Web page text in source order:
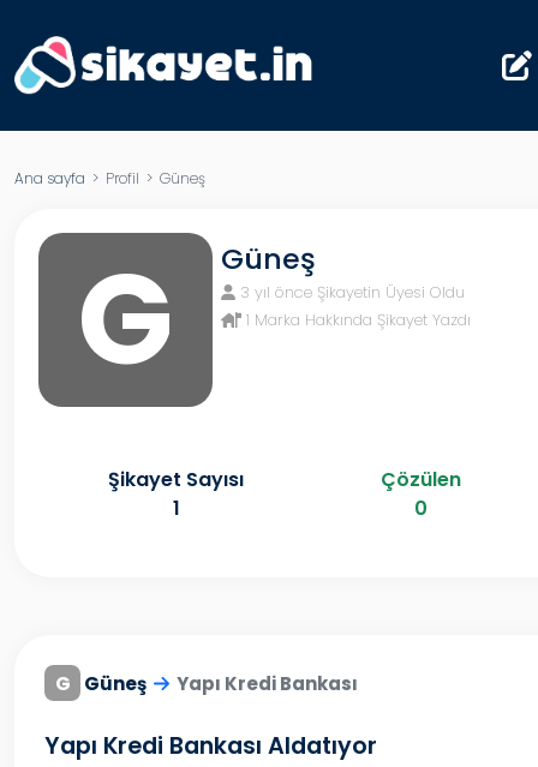
Ana sayfa > Profil > Güneş
G Güneş
3 yıl önce Şikayetin Üyesi Oldu
1 Marka Hakkında Şikayet Yazdı
Şikayet Sayısı
1
Çözülen
0
G Güneş Yapı Kredi Bankası
Yapı Kredi Bankası Aldatıyor